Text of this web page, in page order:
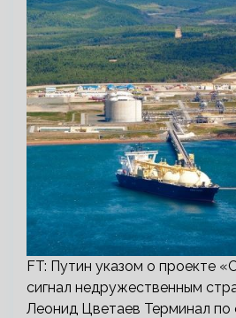
FT: Путин указом о проекте
сигнал недружественным
Леонид Цветаев Терминал по